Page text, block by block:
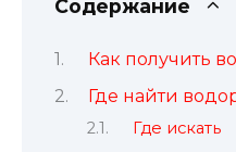
Содержание
Как получить
Где найти
Где искать